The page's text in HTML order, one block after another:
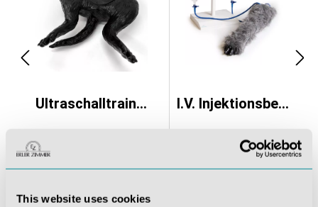
This website uses cookies
Ultraschalltrainer Hundeblase
3.966,27 €*
I.V. Injektionsbein Hund